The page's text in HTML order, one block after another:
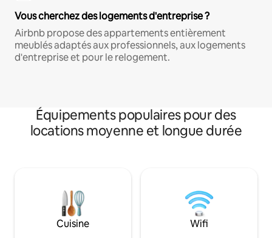
Vous cherchez des logements d'entreprise ?
Airbnb propose des appartements entièrement
meublés adaptés aux professionnels, aux logements
d'entreprise et pour le relogement.
Équipements populaires pour des
locations moyenne et longue durée
Cuisine Wifi